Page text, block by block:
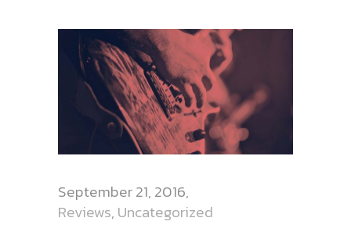
September 21, 2016
Reviews, Uncategorized